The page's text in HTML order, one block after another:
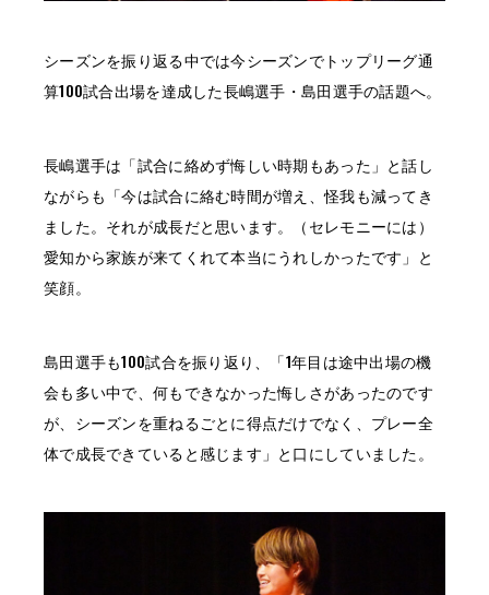
シーズンを振り返る中では今シーズンでトップリーグ通
算100試合出場を達成した長嶋選手・島田選手の話題へ。
長嶋選手は「試合に絡めず悔しい時期もあった」と話し
ながらも「今は試合に絡む時間が増え、怪我も減ってき
ました。それが成長だと思います。（セレモニーには）
愛知から家族が来てくれて本当にうれしかったです」と
笑顔。
島田選手も100試合を振り返り、「1年目は途中出場の機
会も多い中で、何もできなかった悔しさがあったのです
が、シーズンを重ねるごとに得点だけでなく、プレー全
体で成長できていると感じます」と口にしていました。